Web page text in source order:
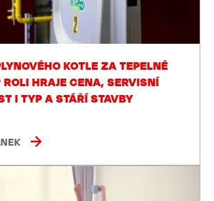
KOTLE ZA TEPELNÉ
ROLI HRAJE CENA, SERVISNÍ
I TYP A STÁŘÍ STAVBY